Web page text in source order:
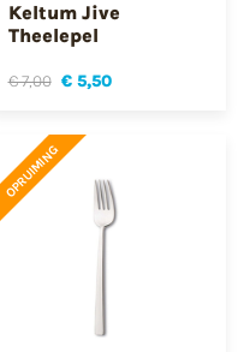
Keltum Jive
Theelepel
€ 7,00 € 5,50
OPRUIMING